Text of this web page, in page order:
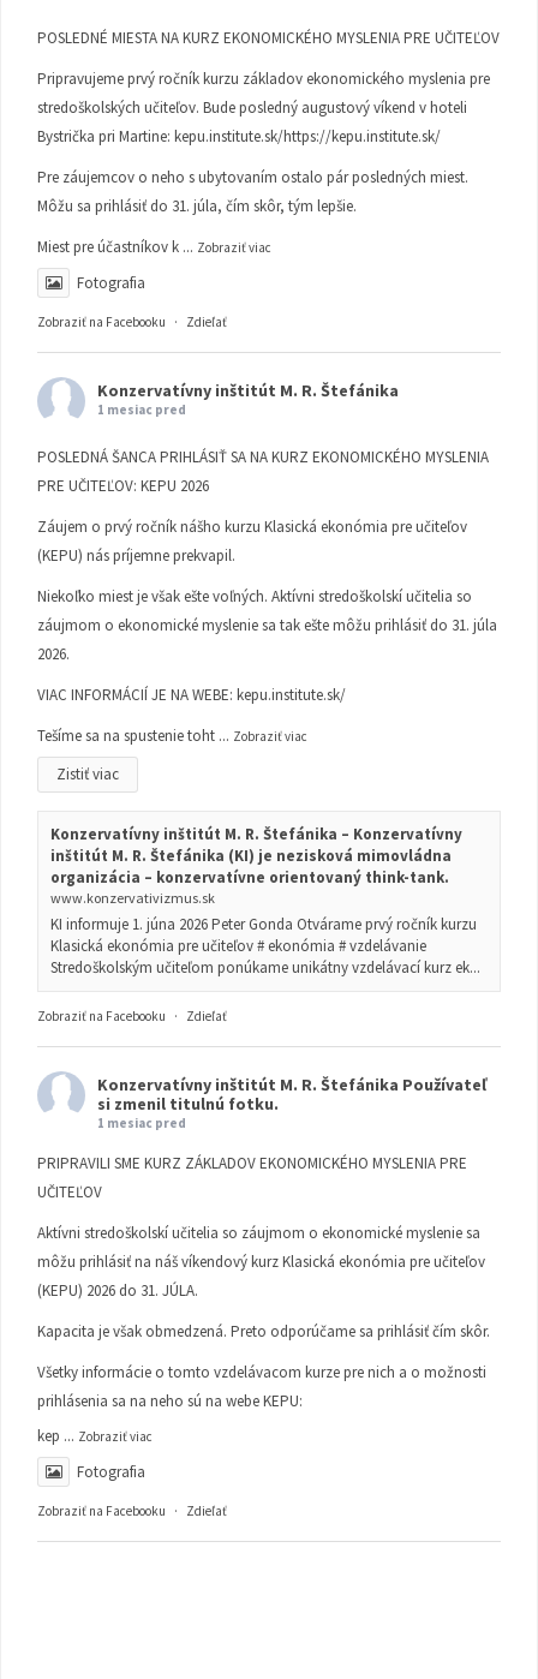
POSLEDNÉ MIESTA NA KURZ EKONOMICKÉHO MYSLENIA PRE UČITEĽOV
Pripravujeme prvý ročník kurzu základov ekonomického myslenia pre
stredoškolských učiteľov. Bude posledný augustový víkend v hoteli
Bystrička pri Martine: kepu.institute.sk/https://kepu.institute.sk/
Pre záujemcov o neho s ubytovaním ostalo pár posledných miest.
Môžu sa prihlásiť do 31. júla, čím skôr, tým lepšie.
Miest pre účastníkov k ... Zobraziť viac
Fotografia
Zobraziť na Facebooku · Zdieľať
Konzervatívny inštitút M. R. Štefánika
1 mesiac pred
POSLEDNÁ ŠANCA PRIHLÁSIŤ SA NA KURZ EKONOMICKÉHO MYSLENIA
PRE UČITEĽOV: KEPU 2026
Záujem o prvý ročník nášho kurzu Klasická ekonómia pre učiteľov
(KEPU) nás príjemne prekvapil.
Niekoľko miest je však ešte voľných. Aktívni stredoškolskí učitelia so
záujmom o ekonomické myslenie sa tak ešte môžu prihlásiť do 31. júla
2026.
VIAC INFORMÁCIÍ JE NA WEBE: kepu.institute.sk/
Tešíme sa na spustenie toht ... Zobraziť viac
Zistiť viac
Konzervatívny inštitút M. R. Štefánika – Konzervatívny
inštitút M. R. Štefánika (KI) je nezisková mimovládna
organizácia – konzervatívne orientovaný think-tank.
www.konzervativizmus.sk
KI informuje 1. júna 2026 Peter Gonda Otvárame prvý ročník kurzu
Klasická ekonómia pre učiteľov # ekonómia # vzdelávanie
Stredoškolským učiteľom ponúkame unikátny vzdelávací kurz ek...
Zobraziť na Facebooku · Zdieľať
Konzervatívny inštitút M. R. Štefánika Používateľ
si zmenil titulnú fotku.
1 mesiac pred
PRIPRAVILI SME KURZ ZÁKLADOV EKONOMICKÉHO MYSLENIA PRE
UČITEĽOV
Aktívni stredoškolskí učitelia so záujmom o ekonomické myslenie sa
môžu prihlásiť na náš víkendový kurz Klasická ekonómia pre učiteľov
(KEPU) 2026 do 31. JÚLA.
Kapacita je však obmedzená. Preto odporúčame sa prihlásiť čím skôr.
Všetky informácie o tomto vzdelávacom kurze pre nich a o možnosti
prihlásenia sa na neho sú na webe KEPU:
kep ... Zobraziť viac
Fotografia
Zobraziť na Facebooku · Zdieľať